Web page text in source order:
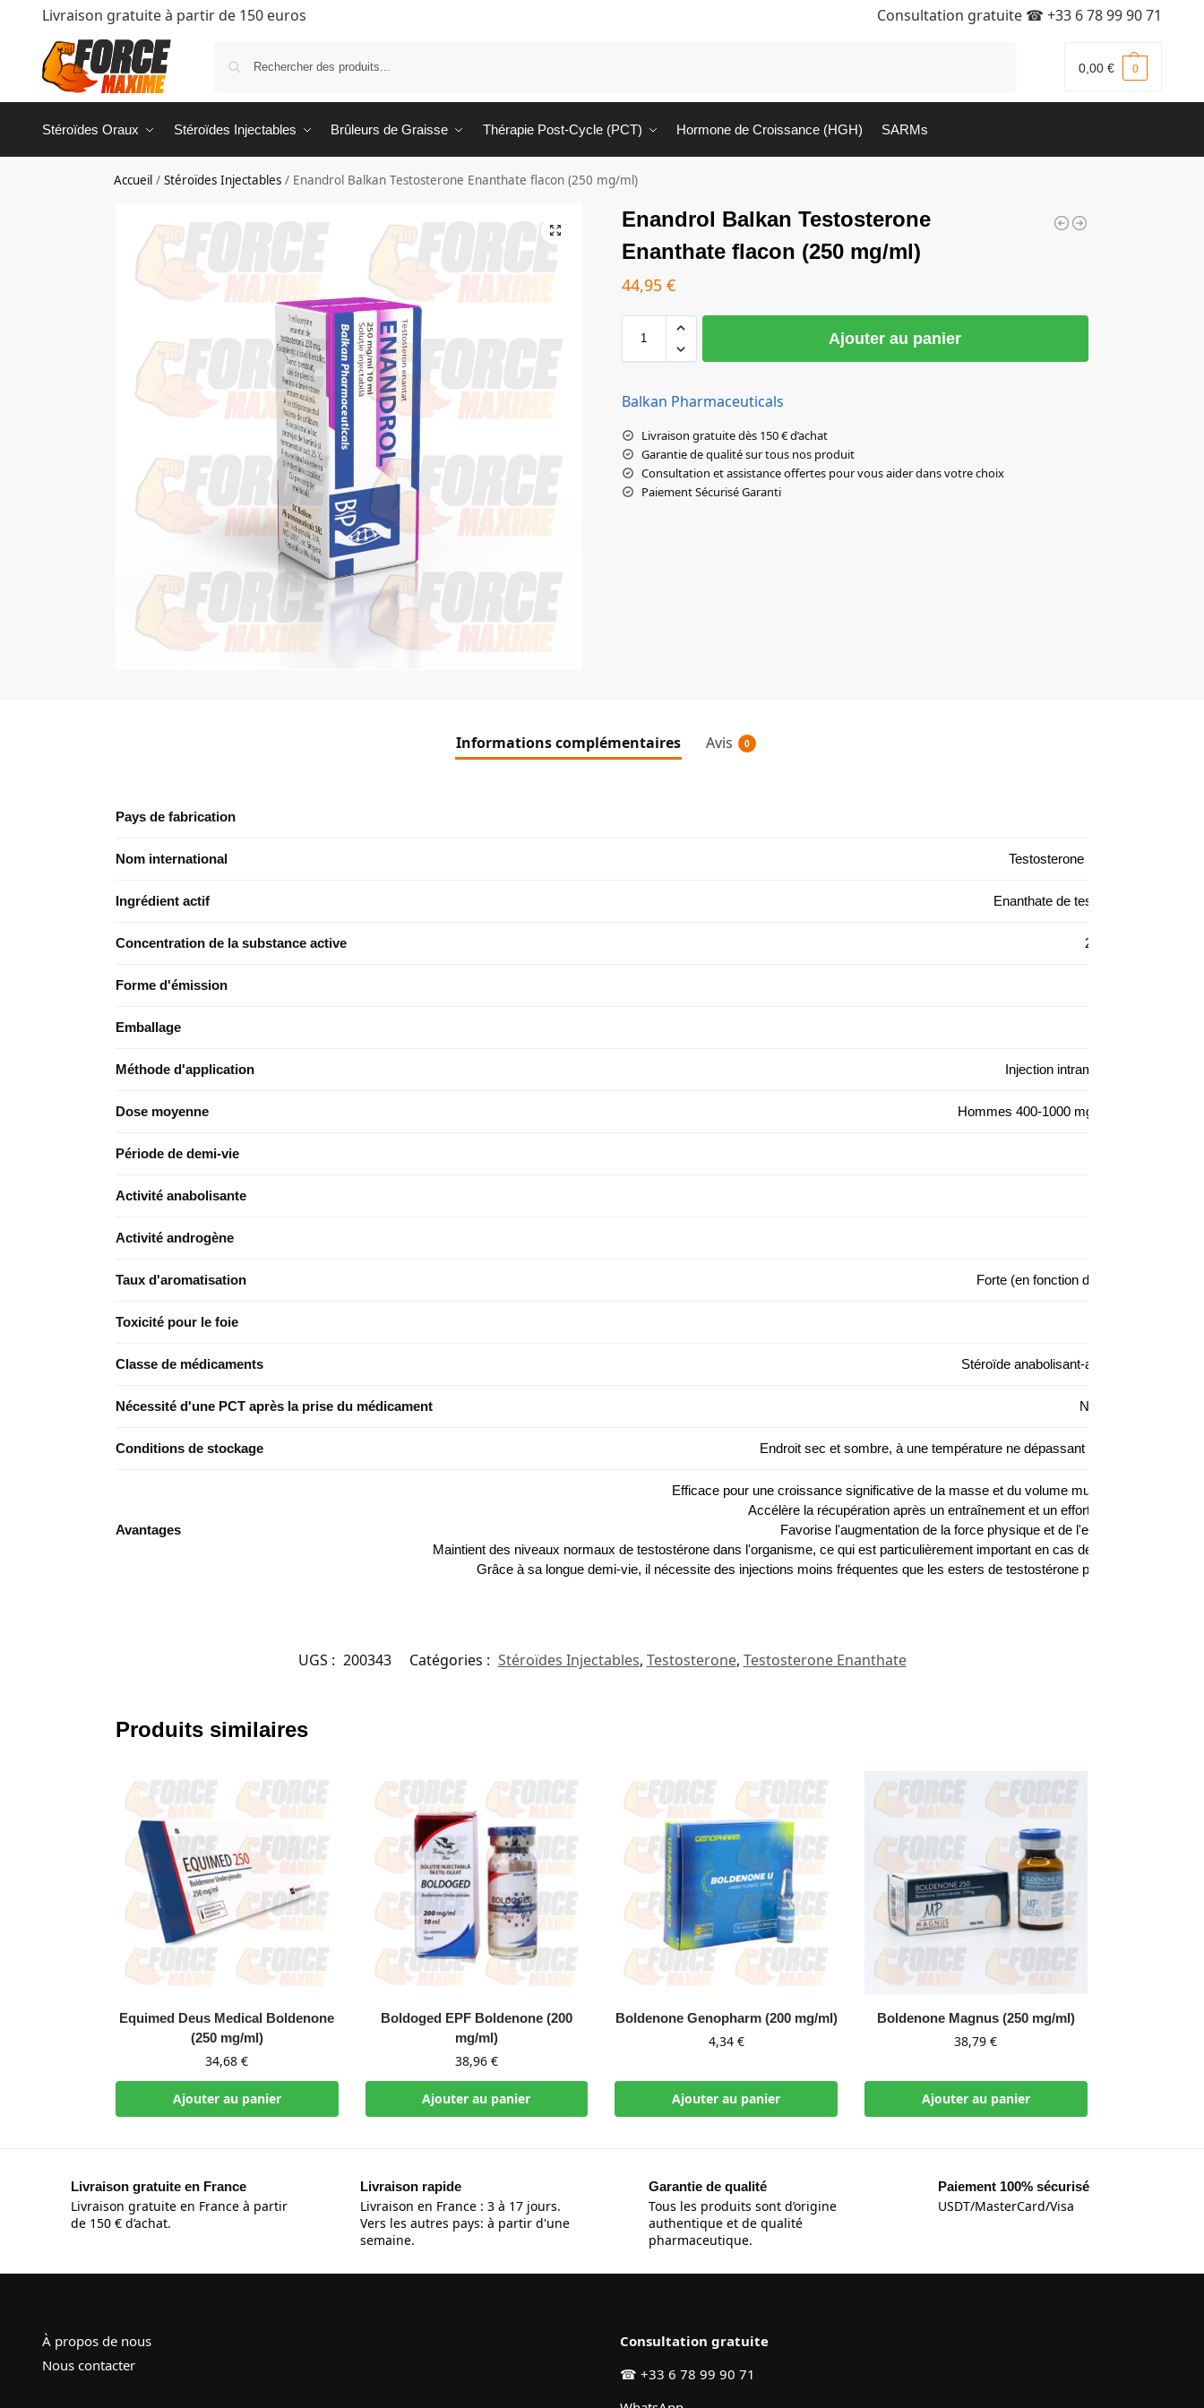
Livraison gratuite à partir de 150 euros Consultation gratuite ☎ +33 6 78 99 90 71
0,00 € 0
Stéroïdes Oraux Stéroïdes Injectables Brûleurs de Graisse Thérapie Post-Cycle (PCT) Hormone de Croissance (HGH) SARMs
Accueil /Stéroïdes Injectables / Enandrol Balkan Testosterone Enanthate flacon (250 mg/ml)
Enandrol Balkan Testosterone
Enanthate flacon (250 mg/ml)
44,95 €
Ajouter au panier
Balkan Pharmaceuticals
Livraison gratuite dès 150 € d’achat
Garantie de qualité sur tous nos produit
Consultation et assistance offertes pour vous aider dans votre choix
Paiement Sécurisé Garanti
Informations complémentaires Avis 0
Pays de fabrication
Nom international Testosterone Enanthate
Ingrédient actif Enanthate de testostérone
Concentration de la substance active 250 mg/ml
Forme d'émission
Emballage
Méthode d'application Injection intramusculaire
Dose moyenne Hommes 400-1000 mg/semaine
Période de demi-vie
Activité anabolisante
Activité androgène
Taux d'aromatisation Forte (en fonction de la dose)
Toxicité pour le foie
Classe de médicaments Stéroïde anabolisant-androgène
Nécessité d'une PCT après la prise du médicament Nécessaire
Conditions de stockage Endroit sec et sombre, à une température ne dépassant pas 25 °C
Avantages
Efficace pour une croissance significative de la masse et du volume musculaires;
Accélère la récupération après un entraînement et un effort intenses;
Favorise l'augmentation de la force physique et de l'endurance;
Maintient des niveaux normaux de testostérone dans l'organisme, ce qui est particulièrement important en cas de carence;
Grâce à sa longue demi-vie, il nécessite des injections moins fréquentes que les esters de testostérone plus courts
UGS : 200343 Catégories : Stéroïdes Injectables, Testosterone, Testosterone Enanthate
Produits similaires
Equimed Deus Medical Boldenone
(250 mg/ml)
34,68€
Ajouter au panier
Boldoged EPF Boldenone (200
mg/ml)
38,96 €
Ajouter au panier
Boldenone Genopharm (200 mg/ml)
4,34 €
Ajouter au panier
Boldenone Magnus (250 mg/ml)
38,79€
Ajouter au panier
Livraison gratuite en France
Livraison gratuite en France à partir
de 150 € d’achat.
Livraison rapide
Livraison en France : 3 à 17 jours.
Vers les autres pays: à partir d'une
semaine.
Garantie de qualité
Tous les produits sont d’origine
authentique et de qualité
pharmaceutique.
Paiement 100% sécurisé
USDT/MasterCard/Visa
À propos de nous
Nous contacter
Consultation gratuite
☎ +33 6 78 99 90 71